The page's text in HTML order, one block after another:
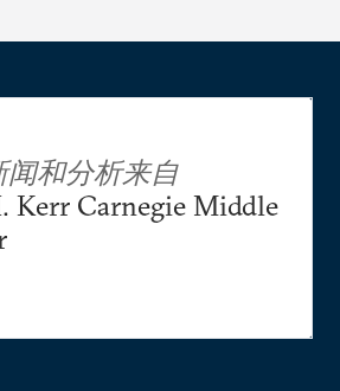
和分析来自
Kerr Carnegie Middle